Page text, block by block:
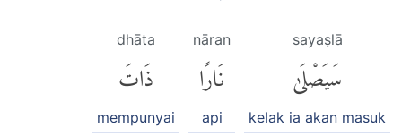
sayaṣlā
سَيَصْلَىٰ
kelak ia akan masuk
nāran
نَارًا
api
dhāta
ذَاتَ
mempunyai